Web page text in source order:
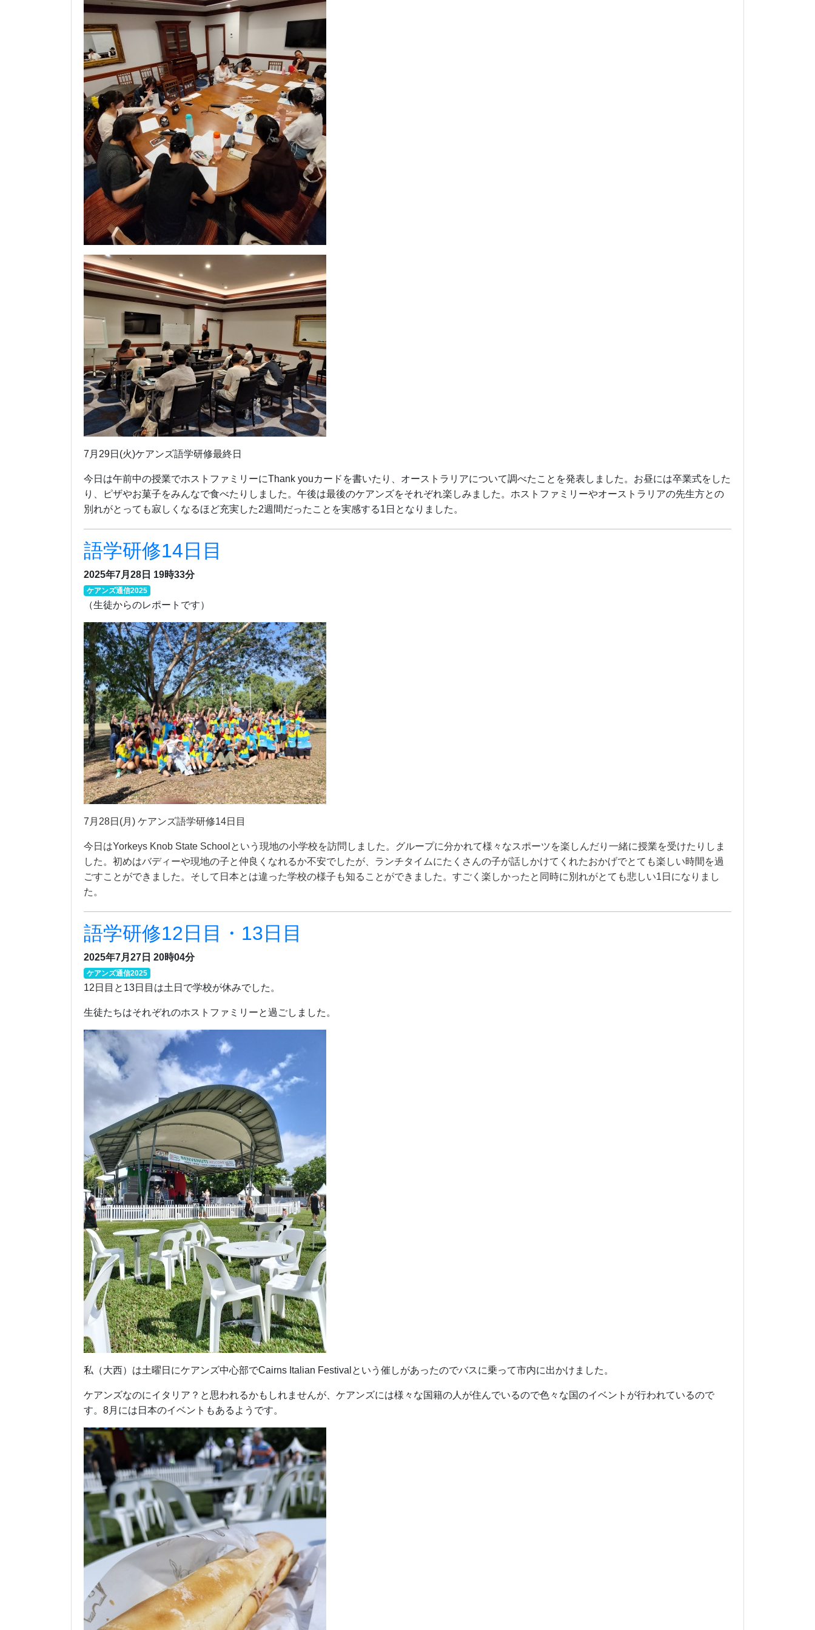
7月29日(火)ケアンズ語学研修最終日
今日は午前中の授業でホストファミリーにThank youカードを書いたり、オーストラリアについて調べたことを発表しました。お昼には卒業式をした
り、ピザやお菓子をみんなで食べたりしました。午後は最後のケアンズをそれぞれ楽しみました。ホストファミリーやオーストラリアの先生方との
別れがとっても寂しくなるほど充実した2週間だったことを実感する1日となりました。
語学研修14日目
2025年7月28日 19時33分
ケアンズ通信2025
（生徒からのレポートです）
7月28日(月) ケアンズ語学研修14日目
今日はYorkeys Knob State Schoolという現地の小学校を訪問しました。グループに分かれて様々なスポーツを楽しんだり一緒に授業を受けたりしま
した。初めはバディーや現地の子と仲良くなれるか不安でしたが、ランチタイムにたくさんの子が話しかけてくれたおかげでとても楽しい時間を過
ごすことができました。そして日本とは違った学校の様子も知ることができました。すごく楽しかったと同時に別れがとても悲しい1日になりまし
た。
語学研修12日目・13日目
2025年7月27日 20時04分
ケアンズ通信2025
12日目と13日目は土日で学校が休みでした。
生徒たちはそれぞれのホストファミリーと過ごしました。
私（大西）は土曜日にケアンズ中心部でCairns Italian Festivalという催しがあったのでバスに乗って市内に出かけました。
ケアンズなのにイタリア？と思われるかもしれませんが、ケアンズには様々な国籍の人が住んでいるので色々な国のイベントが行われているので
す。8月には日本のイベントもあるようです。